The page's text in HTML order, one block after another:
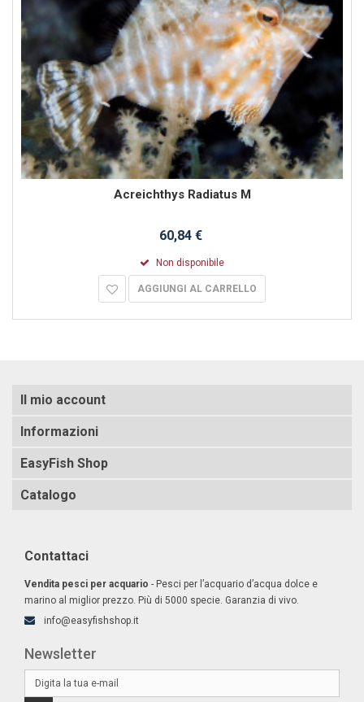
Acreichthys Radiatus M
60,84 €
Non disponibile
AGGIUNGI AL CARRELLO
Il mio account
Informazioni
EasyFish Shop
Catalogo
Contattaci
Vendita pesci per acquario - Pesci per l’acquario d’acqua dolce e
marino al miglior prezzo. Più di 5000 specie. Garanzia di vivo.
info@easyfishshop.it
Newsletter